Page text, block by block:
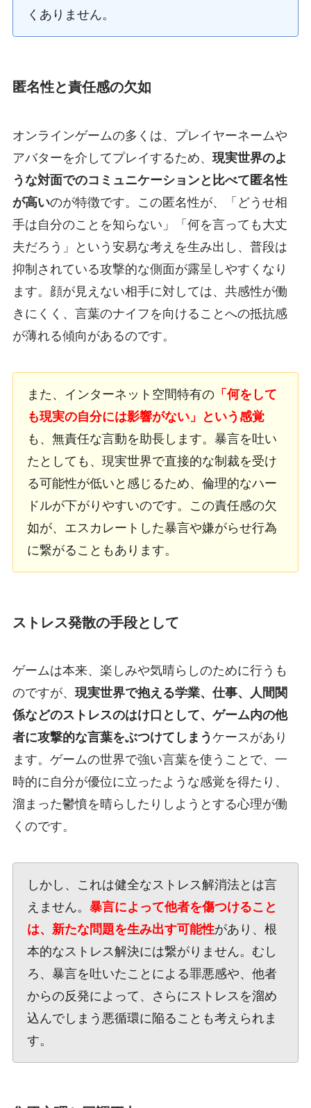
くありません。
匿名性と責任感の欠如
オンラインゲームの多くは、プレイヤーネームや
アバターを介してプレイするため、 現実世界のよ
うな対面でのコミュニケーションと比べて匿名性
が高いのが特徴です。この匿名性が、「どうせ相
手は自分のことを知らない」「何を言っても大丈
夫だろう」という安易な考えを生み出し、普段は
抑制されている攻撃的な側面が露呈しやすくなり
ます。顔が見えない相手に対しては、共感性が働
きにくく、言葉のナイフを向けることへの抵抗感
が薄れる傾向があるのです。
また、インターネット空間特有の「何をして
も現実の自分には影響がない」という感覚
も、無責任な言動を助長します。暴言を吐い
たとしても、現実世界で直接的な制裁を受け
る可能性が低いと感じるため、倫理的なハー
ドルが下がりやすいのです。この責任感の欠
如が、エスカレートした暴言や嫌がらせ行為
に繋がることもあります。
ストレス発散の手段として
ゲームは本来、楽しみや気晴らしのために行うも
のですが、 現実世界で抱える学業、仕事、人間関
係などのストレスのはけ口として、ゲーム内の他
者に攻撃的な言葉をぶつけてしまう ケースがあり
ます。ゲームの世界で強い言葉を使うことで、一
時的に自分が優位に立ったような感覚を得たり、
溜まった鬱憤を晴らしたりしようとする心理が働
くのです。
しかし、これは健全なストレス解消法とは言
えません。 暴言によって他者を傷つけること
は、新たな問題を生み出す可能性があり、根
本的なストレス解決には繋がりません。むし
ろ、暴言を吐いたことによる罪悪感や、他者
からの反発によって、さらにストレスを溜め
込んでしまう悪循環に陥ることも考えられま
す。